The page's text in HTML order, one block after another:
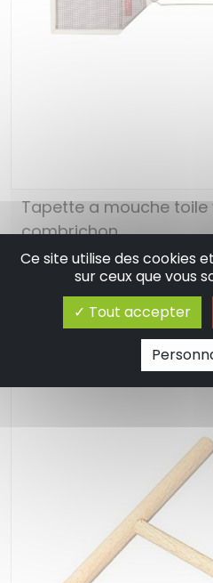
Tapette a mouche toile
combrichon
17.95 €
Ajouter au panier
Ce site utilise des cookies
sur ceux que vous
Tout accepter